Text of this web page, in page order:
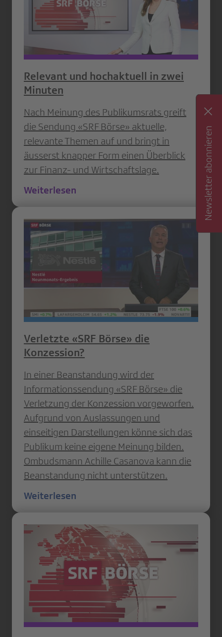
Relevant und hochaktuell in zwei
Minuten
Nach Meinung des Publikumsrats greift
die Sendung «SRF Börse» aktuelle,
relevante Themen auf und bringt in
äusserst knapper Form einen Überblick
zur Finanz- und Wirtschaftslage.
Weiterlesen
Verletzte «SRF Börse» die
Konzession?
In einer Beanstandung wird der
Informationssendung «SRF Börse» die
Verletzung der Konzession vorgeworfen.
Aufgrund von Auslassungen und
einseitigen Darstellungen könne sich das
Publikum keine eigene Meinung bilden.
Ombudsmann Achille Casanova kann die
Beanstandung nicht unterstützen.
Weiterlesen
Newsletter abonnieren